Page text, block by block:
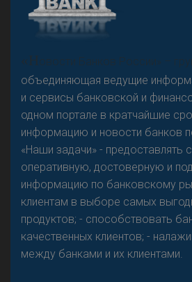
Резкого разворота на рынке
предвидится -
«Н
овости Банков России» –
объединяющая ведущие
и сервисы банковской и
одном портале в кратчайшие
информацию и новости банков
«Наши задачи» - предоставлять
оперативную, достоверную и
информацию по банковскому
клиентам в выборе самых
продуктов; - способствовать
качественных клиентов; -
между банками и их клиентами.